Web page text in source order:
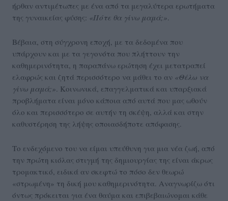
ήρθαν αντιμέτωπες με ένα από τα μεγαλύτερα ερωτήματα
της γυναικείας φύσης: «Πότε θα γίνω μαμά;».
Βέβαια, στη σύγχρονη εποχή, με τα δεδομένα που
υπάρχουν και με τα γεγονότα που πλήττουν την
καθημερινότητα, η παραπάνω ερώτηση έχει μετατραπεί
ελαφρώς και ζητά περισσότερο να μάθει το αν «Θέλω να
γίνω μαμά;». Κοινωνικά, επαγγελματικά και υπαρξιακά
προβλήματα είναι μόνο κάποια από αυτά που μας ωθούν
όλο και περισσότερο σε αυτήν τη σκέψη, αλλά και στην
καθυστέρηση της λήψης οποιασδήποτε απόφασης.
Το ενδεχόμενο του να είμαι υπεύθυνη για μια νέα ζωή, από
την πρώτη κιόλας στιγμή της δημιουργίας της είναι άκρως
τρομακτικό, ειδικά αν σκεφτώ το πόσο δεν θεωρώ
«στρωμένη» τη δική μου καθημερινότητα. Αναγνωρίζω ότι
όντως πρόκειται για ένα θαύμα και επιβεβαιώνομαι κάθε